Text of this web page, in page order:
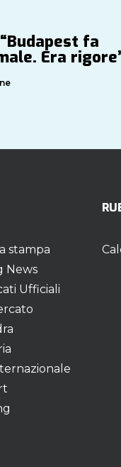
fa
Era
stampa
News
Ufficiali